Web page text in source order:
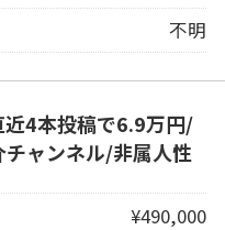
不明
近4本投稿で6.9万円/
ャンネル/非属人性
¥490,000